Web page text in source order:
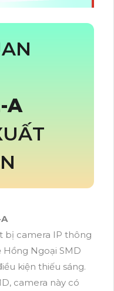
A
bị camera IP thông
Ngoại SMD
kiện thiếu sáng.
camera này có